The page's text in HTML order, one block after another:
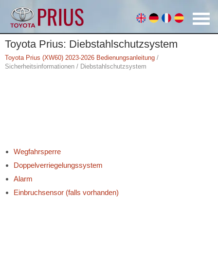
Toyota Prius: Diebstahlschutzsystem
Toyota Prius (XW60) 2023-2026 Bedienungsanleitung /
Sicherheitsinformationen / Diebstahlschutzsystem
Wegfahrsperre
Doppelverriegelungssystem
Alarm
Einbruchsensor (falls vorhanden)